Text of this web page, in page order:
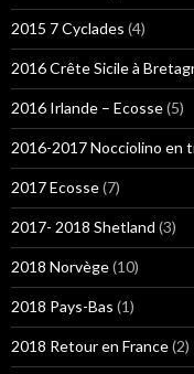
2015 7 Cyclades (4)
2016 Crête Sicile à
2016 Irlande – Ecosse(5)
2016-2017 Nocciolino en
2017 Ecosse(7)
2017- 2018 Shetland (3)
2018 Norvège(10)
2018 Pays-Bas (1)
2018 Retour en France(2)